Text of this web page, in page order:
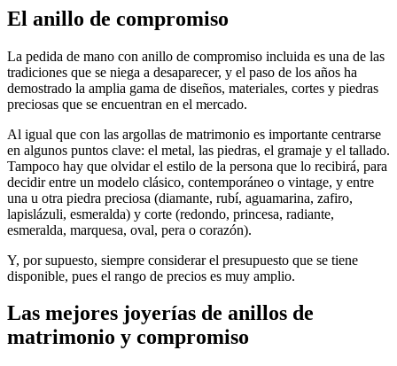
El anillo de compromiso
La pedida de mano con anillo de compromiso incluida es una de las
tradiciones que se niega a desaparecer, y el paso de los años ha
demostrado la amplia gama de diseños, materiales, cortes y piedras
preciosas que se encuentran en el mercado.
Al igual que con las argollas de matrimonio es importante centrarse
en algunos puntos clave: el metal, las piedras, el gramaje y el tallado.
Tampoco hay que olvidar el estilo de la persona que lo recibirá, para
decidir entre un modelo clásico, contemporáneo o vintage, y entre
una u otra piedra preciosa (diamante, rubí, aguamarina, zafiro,
lapislázuli, esmeralda) y corte (redondo, princesa, radiante,
esmeralda, marquesa, oval, pera o corazón).
Y, por supuesto, siempre considerar el presupuesto que se tiene
disponible, pues el rango de precios es muy amplio.
Las mejores joyerías de anillos de
matrimonio y compromiso